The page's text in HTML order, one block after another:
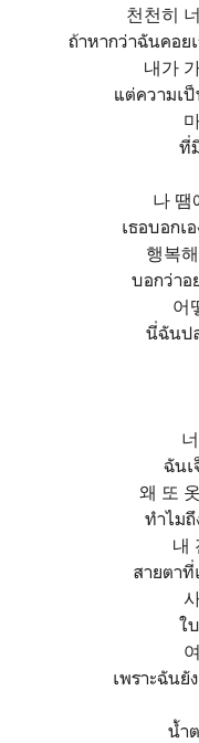
천천히
ถ้าหากว่าฉันคอย
내가
แต่ความเ
ที่
나 땜
เธอบอกเ
행복
บอกว่าอ
어
นี่ฉันป
ฉันเ
왜 또
ทำไมถึ
내
สายตา
ใ
เพราะฉันยั
น้ำ